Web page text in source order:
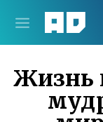
Жизнь